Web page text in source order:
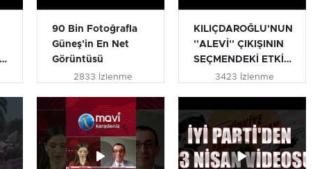
90 Bin Fotoğrafla
Güneş'in En Net
Görüntüsü
2833 İzlenme
KILIÇDAROĞLU'NUN
''ALEVİ'' ÇIKIŞININ
SEÇMENDEKİ ETKİSİ
3423 İzlenme